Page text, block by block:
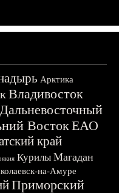
Арктика
Владивосток
Дальневосточный
ВостокЕАО
край
Курилы Магадан
на-Амуре
Приморский